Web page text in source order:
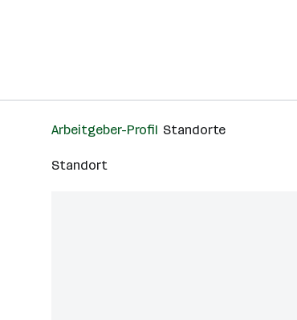
Arbeitgeber-Profil Standorte
Standort